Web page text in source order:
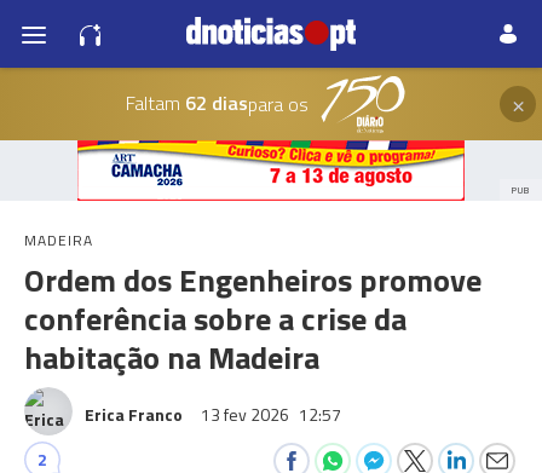
Faltam 62 diaspara os ×
PUB
MADEIRA
Ordem dos Engenheiros promove
conferência sobre a crise da
habitação na Madeira
Erica Franco 13 fev 2026 12:57
2